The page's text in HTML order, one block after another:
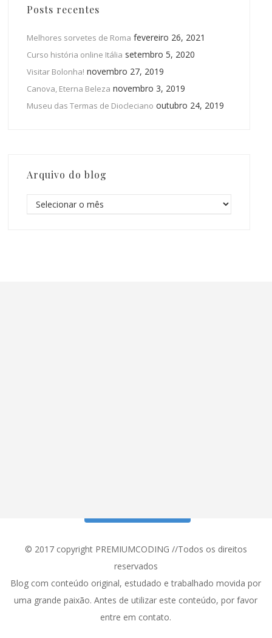
Posts recentes
Melhores sorvetes de Roma fevereiro 26, 2021
Curso história online Itália setembro 5, 2020
Visitar Bolonha! novembro 27, 2019
Canova, Eterna Beleza novembro 3, 2019
Museu das Termas de Diocleciano outubro 24, 2019
Arquivo do blog
© 2017 copyright PREMIUMCODING //Todos os direitos
reservados
Blog com conteúdo original, estudado e trabalhado movida por
uma grande paixão. Antes de utilizar este conteúdo, por favor
entre em contato.